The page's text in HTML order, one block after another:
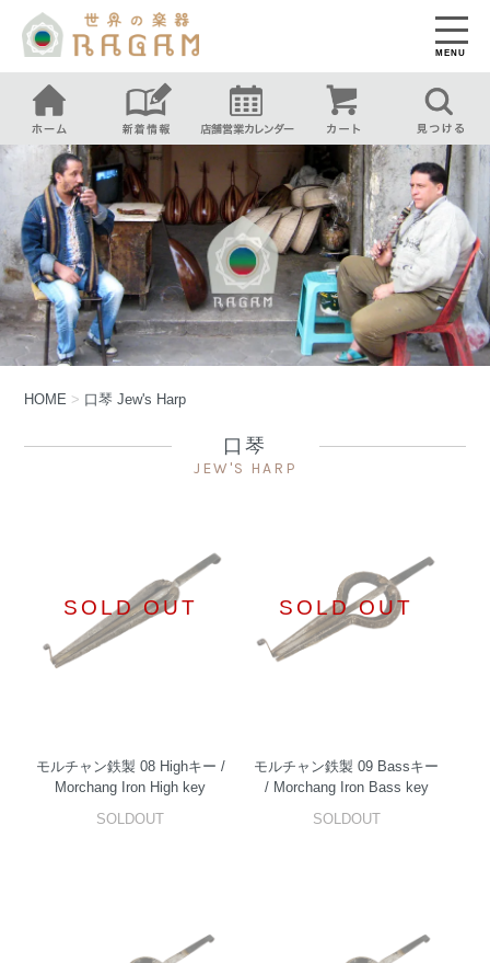
MENU
HOME > 口琴Jew's Harp
口琴
JEW'S HARP
SOLD OUT
モルチャン鉄製 08 Highキー /
Morchang Iron High key
SOLDOUT
SOLD OUT
モルチャン鉄製 09 Bassキー
/ Morchang Iron Bass key
SOLDOUT